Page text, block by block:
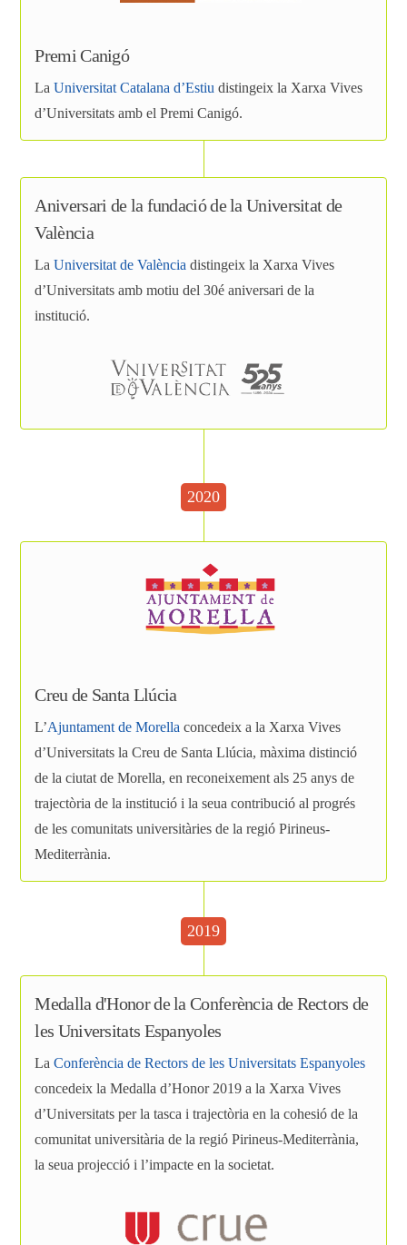
Premi Canigó
LaUniversitat Catalana d’Estiu distingeix la Xarxa Vives
d’Universitats amb el Premi Canigó.
Aniversari de la fundació de la Universitat de
València
LaUniversitat de València distingeix la Xarxa Vives
d’Universitats amb motiu del 30é aniversari de la
institució.
2020
Creu de Santa Llúcia
L’Ajuntament de Morella concedeix a la Xarxa Vives
d’Universitats la Creu de Santa Llúcia, màxima distinció
de la ciutat de Morella, en reconeixement als 25 anys de
trajectòria de la institució i la seua contribució al progrés
de les comunitats universitàries de la regió Pirineus-
Mediterrània.
2019
Medalla d'Honor de la Conferència de Rectors de
les Universitats Espanyoles
LaConferència de Rectors de les Universitats Espanyoles
concedeix la Medalla d’Honor 2019 a la Xarxa Vives
d’Universitats per la tasca i trajectòria en la cohesió de la
comunitat universitària de la regió Pirineus-Mediterrània,
la seua projecció i l’impacte en la societat.